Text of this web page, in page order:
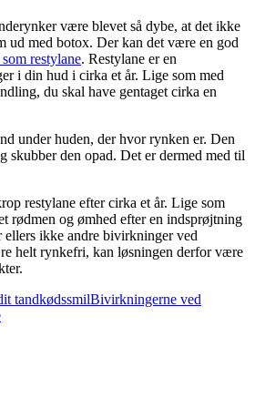
være blevet så dybe, at det ikke
ud med botox. Der kan det være en god
restylane. Restylane er en
i din hud i cirka et år. Lige som med
du skal have gentaget cirka en
under huden, der hvor rynken er. Den
skubber den opad. Det er dermed med til
restylane efter cirka et år. Lige som
rødmen og ømhed efter en indsprøjtning
ellers ikke andre bivirkninger ved
helt rynkefri, kan løsningen derfor være
tandkødssmilBivirkningerne ved